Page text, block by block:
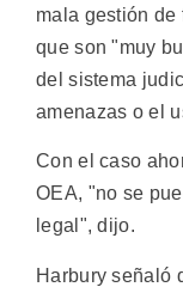
mala gestión de
que son "muy
del sistema
amenazas o el
Con el caso
OEA, "no se
legal", dijo.
Harbury señaló